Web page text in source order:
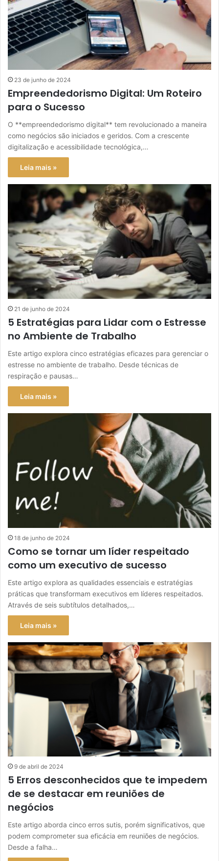
23 de junho de 2024
Empreendedorismo Digital: Um Roteiro
para o Sucesso
O **empreendedorismo digital** tem revolucionado a maneira
como negócios são iniciados e geridos. Com a crescente
digitalização e acessibilidade tecnológica,…
Leia mais »
21 de junho de 2024
5 Estratégias para Lidar com o Estresse
no Ambiente de Trabalho
Este artigo explora cinco estratégias eficazes para gerenciar o
estresse no ambiente de trabalho. Desde técnicas de
respiração e pausas…
Leia mais »
18 de junho de 2024
Como se tornar um líder respeitado
como um executivo de sucesso
Este artigo explora as qualidades essenciais e estratégias
práticas que transformam executivos em líderes respeitados.
Através de seis subtítulos detalhados,…
Leia mais »
9 de abril de 2024
5 Erros desconhecidos que te impedem
de se destacar em reuniões de
negócios
Este artigo aborda cinco erros sutis, porém significativos, que
podem comprometer sua eficácia em reuniões de negócios.
Desde a falha…